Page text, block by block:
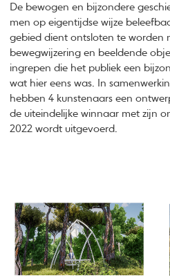
De bewogen en bijzondere
men op eigentijdse wijze
gebied dient ontsloten te worden
bewegwijzering en beeldende
ingrepen die het publiek een
wat hier eens was. In
hebben 4 kunstenaars een
de uiteindelijke winnaar met zijn
2022 wordt uitgevoerd.